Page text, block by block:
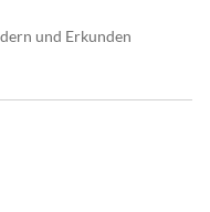
und Erkunden